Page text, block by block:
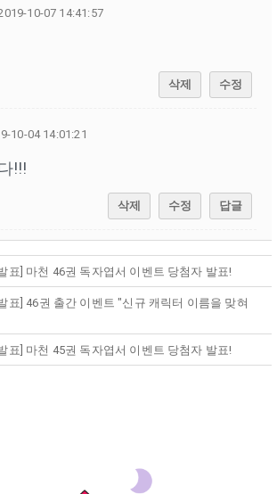
10-07 14:41:57
삭제 수정
10-04 14:01:21
!!!
삭제 수정 답글
표] 마천 46권 독자엽서 이벤트 당첨자 발표!
표] 46권 출간 이벤트 "신규 캐릭터 이름을 맞혀
표] 마천 45권 독자엽서 이벤트 당첨자 발표!